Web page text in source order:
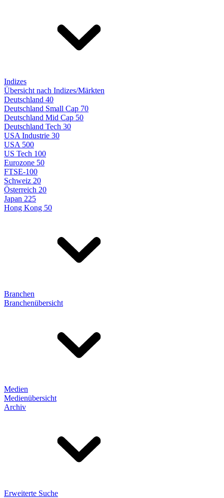
Indizes
Übersicht nach Indizes/Märkten
Deutschland 40
Deutschland Small Cap 70
Deutschland Mid Cap 50
Deutschland Tech 30
USA Industrie 30
USA 500
US Tech 100
Eurozone 50
FTSE-100
Schweiz 20
Österreich 20
Japan 225
Hong Kong 50
Branchen
Branchenübersicht
Medien
Medienübersicht
Archiv
Erweiterte Suche